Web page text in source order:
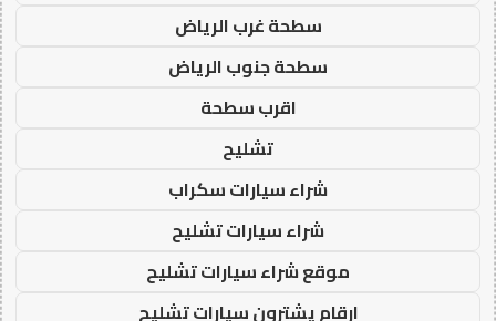
سطحة غرب الرياض
سطحة جنوب الرياض
اقرب سطحة
تشليح
شراء سيارات سكراب
شراء سيارات تشليح
موقع شراء سيارات تشليح
ارقام يشترون سيارات تشليح